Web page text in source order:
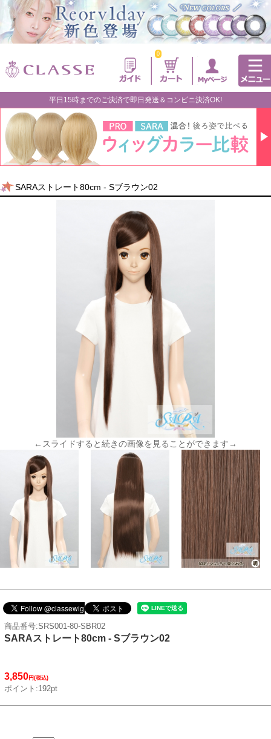
0
平日15時までのご決済で即日発送＆コンビニ決済OK!
SARAストレート80cm - Sブラウン02
←スライドすると続きの画像を見ることができます→
商品番号:SRS001-80-SBR02
SARAストレート80cm - Sブラウン02
3,850円(税込)
ポイント:192pt